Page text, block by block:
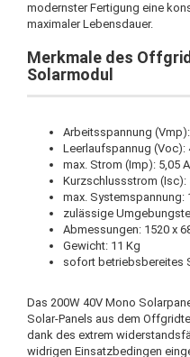
modernster Fertigung eine
maximaler Lebensdauer.
Merkmale des
Solarmodul
Arbeitsspannung
Leerlaufspannug (Voc):
max. Strom (Imp): 5,05 A
Kurzschlussstrom (Isc):
max. Systemspannung:
zulässige
Abmessungen: 1520 x
Gewicht: 11 Kg
sofort betriebsbereites
Das 200W 40V Mono
Solar-Panels aus dem
dank des extrem
widrigen Einsatzbedingen